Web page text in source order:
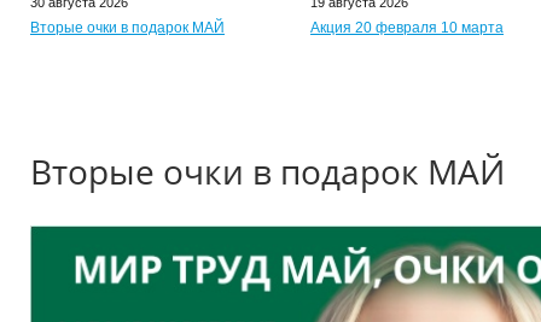
Вторые очки в подарок МАЙ Акция 20 февраля 10 марта
Вторые очки в подарок МАЙ